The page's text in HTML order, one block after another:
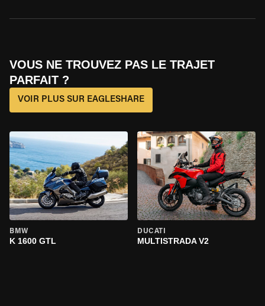
VOUS NE TROUVEZ PAS LE TRAJET
PARFAIT ?
VOIR PLUS SUR EAGLESHARE
BMW
K 1600 GTL
DUCATI
MULTISTRADA V2